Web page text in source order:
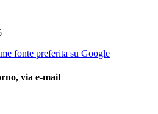
fonte preferita su Google
via e-mail